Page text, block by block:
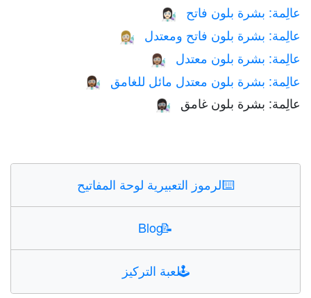
👩🏻‍🔬 عالِمة: بشرة بلون فاتح
👩🏼‍🔬 عالِمة: بشرة بلون فاتح ومعتدل
👩🏽‍🔬 عالِمة: بشرة بلون معتدل
👩🏾‍🔬 عالِمة: بشرة بلون معتدل مائل للغامق
👩🏿‍🔬 عالِمة: بشرة بلون غامق
⌨️الرموز التعبيرية لوحة المفاتيح
📝
Blog
🕹️لعبة التركيز